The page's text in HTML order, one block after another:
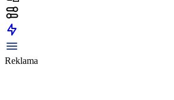
Reklama